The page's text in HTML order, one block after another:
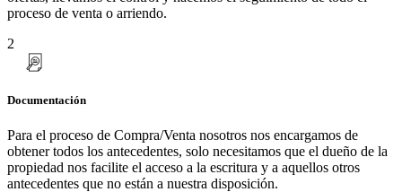
proceso de venta o arriendo.
2
Documentación
Para el proceso de Compra/Venta nosotros nos encargamos de
obtener todos los antecedentes, solo necesitamos que el dueño de la
propiedad nos facilite el acceso a la escritura y a aquellos otros
antecedentes que no están a nuestra disposición.